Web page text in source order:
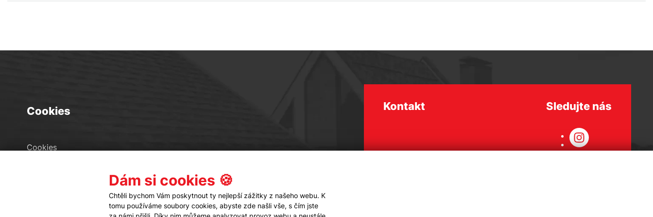
Cookies
Cookies
Kontakt Sledujte nás
Dám si cookies 🍪
Chtěli bychom Vám poskytnout ty nejlepší zážitky z našeho webu. K
tomu používáme soubory cookies, abyste zde našli vše, s čím jste